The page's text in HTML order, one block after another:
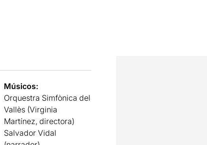
Músicos:
Orquestra Simfònica del
Vallès (Virginia
Martínez, directora)
Salvador Vidal